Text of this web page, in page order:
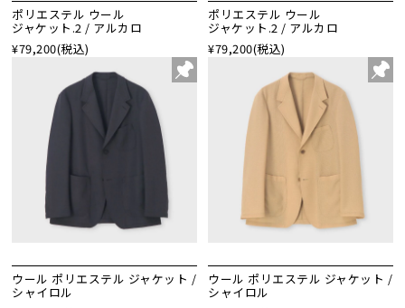
ポリエステル ウール
ジャケット.2 / アルカロ
¥79,200(税込)
ポリエステル ウール
ジャケット.2 / アルカロ
¥79,200(税込)
ウール ポリエステル ジャケット /
シャイロル
ウール ポリエステル ジャケット /
シャイロル